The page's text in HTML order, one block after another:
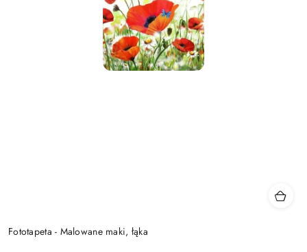
Fototapeta - Malowane maki, łąka